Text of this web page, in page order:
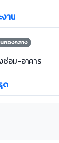
าน
กองกลาง
ซ่อม-อาคาร
ด